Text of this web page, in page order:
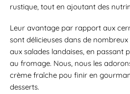
rustique, tout en ajoutant des
Leur avantage par rapport aux
sont délicieuses dans de
aux salades landaises, en passant
au fromage. Nous, nous les
crème fraîche pou finir en
desserts.